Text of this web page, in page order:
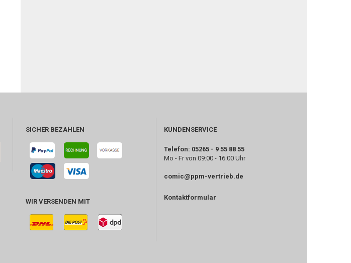
SICHER BEZAHLEN
WIR VERSENDEN MIT
KUNDENSERVICE
Telefon: 05265 - 9 55 88 55
Mo - Fr von 09:00 - 16:00 Uhr
comic@ppm-vertrieb.de
Kontaktformular